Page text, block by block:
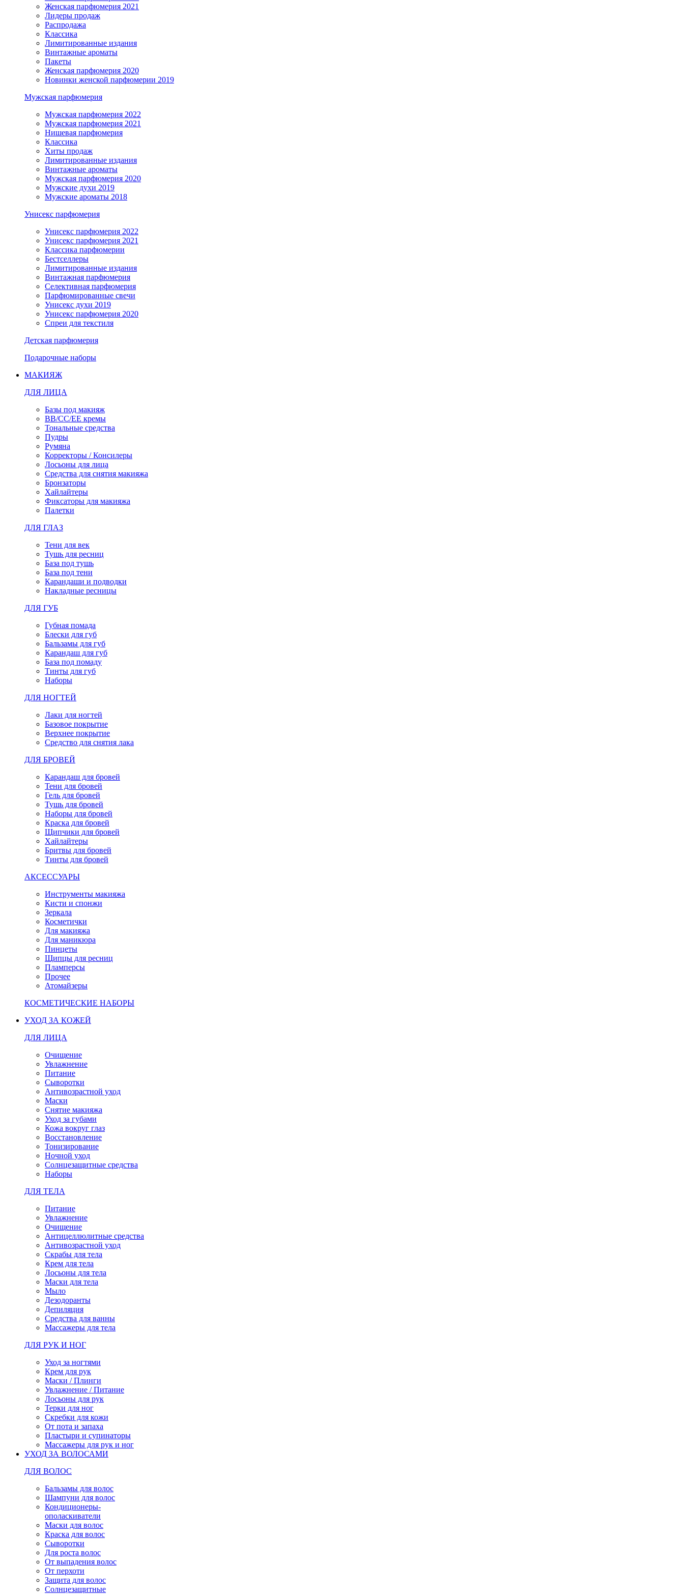
Женская парфюмерия 2021
Лидеры продаж
Распродажа
Классика
Лимитированные издания
Винтажные ароматы
Пакеты
Женская парфюмерия 2020
Новинки женской парфюмерии 2019
Мужская парфюмерия
Мужская парфюмерия 2022
Мужская парфюмерия 2021
Нишевая парфюмерия
Классика
Хиты продаж
Лимитированные издания
Винтажные ароматы
Мужская парфюмерия 2020
Мужские духи 2019
Мужские ароматы 2018
Унисекс парфюмерия
Унисекс парфюмерия 2022
Унисекс парфюмерия 2021
Классика парфюмерии
Бестселлеры
Лимитированные издания
Винтажная парфюмерия
Селективная парфюмерия
Парфюмированные свечи
Унисекс духи 2019
Унисекс парфюмерия 2020
Спреи для текстиля
Детская парфюмерия
Подарочные наборы
МАКИЯЖ
ДЛЯ ЛИЦА
Базы под макияж
BB/CC/EE кремы
Тональные средства
Пудры
Румяна
Корректоры / Консилеры
Лосьоны для лица
Средства для снятия макияжа
Бронзаторы
Хайлайтеры
Фиксаторы для макияжа
Палетки
ДЛЯ ГЛАЗ
Тени для век
Тушь для ресниц
База под тушь
База под тени
Карандаши и подводки
Накладные ресницы
ДЛЯ ГУБ
Губная помада
Блески для губ
Бальзамы для губ
Карандаш для губ
База под помаду
Тинты для губ
Наборы
ДЛЯ НОГТЕЙ
Лаки для ногтей
Базовое покрытие
Верхнее покрытие
Средство для снятия лака
ДЛЯ БРОВЕЙ
Карандаш для бровей
Тени для бровей
Гель для бровей
Тушь для бровей
Наборы для бровей
Краска для бровей
Щипчики для бровей
Хайлайтеры
Бритвы для бровей
Тинты для бровей
АКСЕССУАРЫ
Инструменты макияжа
Кисти и спонжи
Зеркала
Косметички
Для макияжа
Для маникюра
Пинцеты
Щипцы для ресниц
Пламперсы
Прочее
Атомайзеры
КОСМЕТИЧЕСКИЕ НАБОРЫ
УХОД ЗА КОЖЕЙ
ДЛЯ ЛИЦА
Очищение
Увлажнение
Питание
Сыворотки
Антивозрастной уход
Маски
Снятие макияжа
Уход за губами
Кожа вокруг глаз
Восстановление
Тонизирование
Ночной уход
Солнцезащитные средства
Наборы
ДЛЯ ТЕЛА
Питание
Увлажнение
Очищение
Антицеллюлитные средства
Антивозрастной уход
Скрабы для тела
Крем для тела
Лосьоны для тела
Маски для тела
Мыло
Дезодоранты
Депиляция
Средства для ванны
Массажеры для тела
ДЛЯ РУК И НОГ
Уход за ногтями
Крем для рук
Маски / Плинги
Увлажнение / Питание
Лосьоны для рук
Терки для ног
Скребки для кожи
От пота и запаха
Пластыри и супинаторы
Массажеры для рук и ног
УХОД ЗА ВОЛОСАМИ
ДЛЯ ВОЛОС
Бальзамы для волос
Шампуни для волос
Кондиционеры-
ополаскиватели
Маски для волос
Краска для волос
Сыворотки
Для роста волос
От выпадения волос
От перхоти
Защита для волос
Солнцезащитные